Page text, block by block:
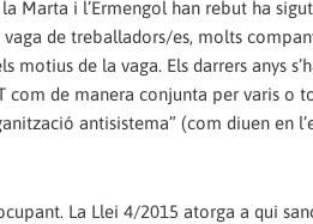
Marta i l’Ermengol han rebut ha
de treballadors/es, molts
motius de la vaga. Els darrers anys
de manera conjunta per varis o
antisistema” (com diuen en
La Llei 4/2015 atorga a qui